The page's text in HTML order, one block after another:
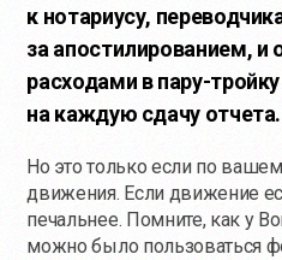
к нотариусу,
за апостилированием,
расходами в пару-
на каждую сдачу отчета.
Но это только если по
движения. Если движение
печальнее. Помните, как у
можно было пользоваться